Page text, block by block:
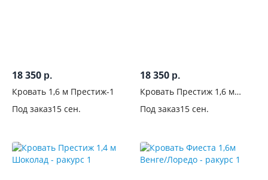
18 350 р.
Кровать 1,6 м Престиж-1
Под заказ15 сен.
18 350 р.
Кровать Престиж 1,6 м
Под заказ15 сен.